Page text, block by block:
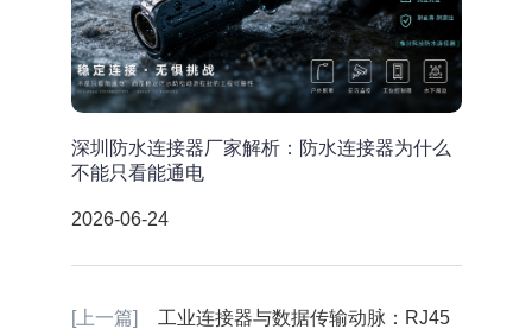
深圳防水连接器厂家解析：防水连接器为什么
不能只看能通电
2026-06-24
[上一篇]
工业连接器与数据传输动脉：RJ45